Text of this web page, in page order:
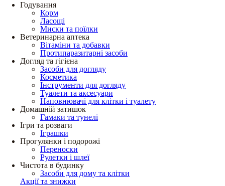
Годування
Корм
Ласощі
Миски та поїлки
Ветеринарна аптека
Вітаміни та добавки
Протипаразитарні засоби
Догляд та гігієна
Засоби для догляду
Косметика
Інструменти для догляду
Туалети та аксесуари
Наповнювачі для клітки і туалету
Домашній затишок
Гамаки та тунелі
Ігри та розваги
Іграшки
Прогулянки і подорожі
Переноски
Рулетки і шлеї
Чистота в будинку
Засоби для дому та клітки
Акції та знижки